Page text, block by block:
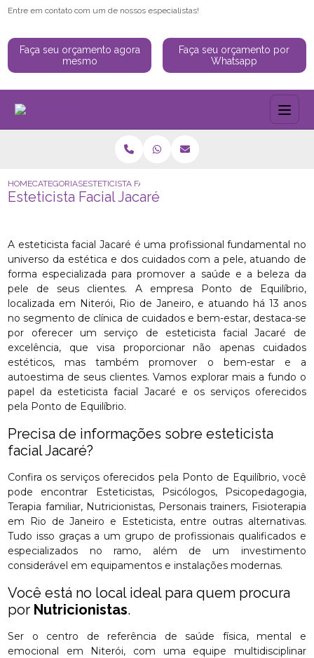
Entre em contato com um de nossos especialistas!
Faça seu orçamento agora
mesmo
Faça seu orçamento por
Whatsapp
HOMECATEGORIASESTETICISTA FACIAL JACARÉ
Esteticista Facial Jacaré
A esteticista facial Jacaré é uma profissional fundamental no
universo da estética e dos cuidados com a pele, atuando de
forma especializada para promover a saúde e a beleza da
pele de seus clientes. A empresa Ponto de Equilíbrio,
localizada em Niterói, Rio de Janeiro, e atuando há 13 anos
no segmento de clínica de cuidados e bem-estar, destaca-se
por oferecer um serviço de esteticista facial Jacaré de
excelência, que visa proporcionar não apenas cuidados
estéticos, mas também promover o bem-estar e a
autoestima de seus clientes. Vamos explorar mais a fundo o
papel da esteticista facial Jacaré e os serviços oferecidos
pela Ponto de Equilíbrio.
Precisa de informações sobre esteticista
facial Jacaré?
Confira os serviços oferecidos pela Ponto de Equilíbrio, você
pode encontrar Esteticistas, Psicólogos, Psicopedagogia,
Terapia familiar, Nutricionistas, Personais trainers, Fisioterapia
em Rio de Janeiro e Esteticista, entre outras alternativas.
Tudo isso graças a um grupo de profissionais qualificados e
especializados no ramo, além de um investimento
considerável em equipamentos e instalações modernas.
Você está no local ideal para quem procura
por Nutricionistas.
Ser o centro de referência de saúde física, mental e
emocional em Niterói, com uma equipe multidisciplinar